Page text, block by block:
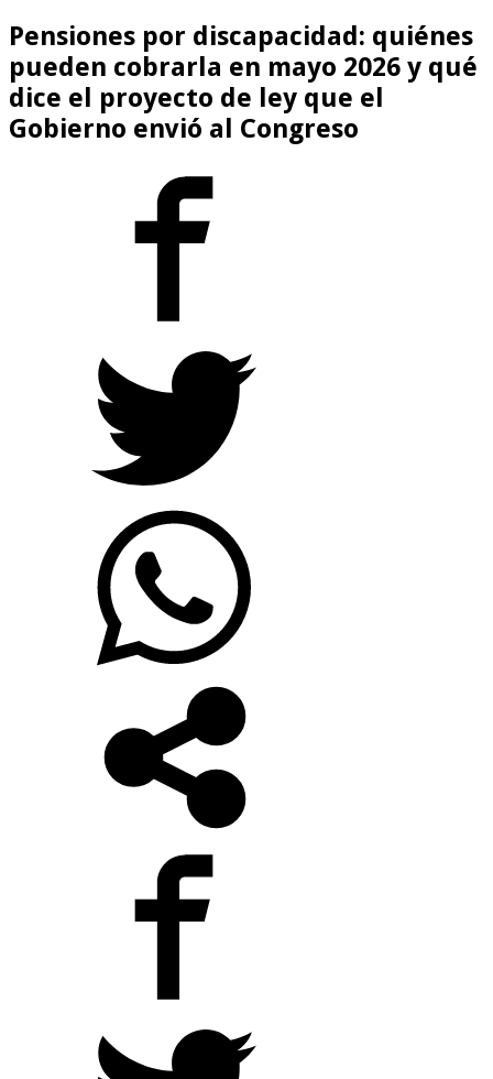
Pensiones por discapacidad: quiénes
pueden cobrarla en mayo 2026 y qué
dice el proyecto de ley que el
Gobierno envió al Congreso